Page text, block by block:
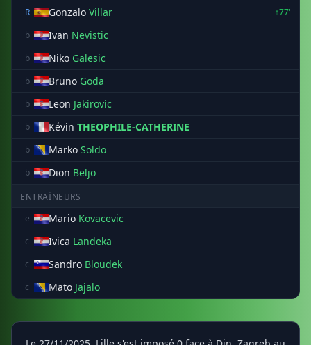
R
Gonzalo Villar
↑77'
b
Ivan Nevistic
b Niko Galesic
b Bruno Goda
b Leon Jakirovic
b Kévin THEOPHILE-CATHERINE
b Marko Soldo
b Dion Beljo
ENTRAÎNEURS
e
Mario Kovacevic
c Ivica Landeka
c Sandro Bloudek
c Mato Jajalo